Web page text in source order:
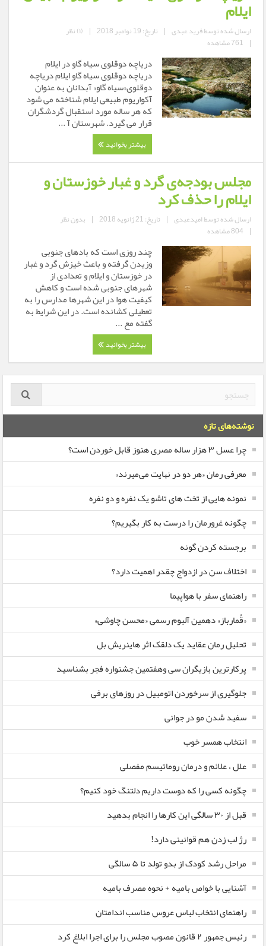
ایلام
ارسال شده توسطفرید عبدی | تاریخ: 19 نوامبر 2018 | (۱) نظر
| 761 مشاهده
دریاچه دوقلوی سیاه گاو در ایلام
دریاچه دوقلوی سیاه گاو ایلام دریاچه
دوقلوی«سیاه گاو» آبدانان به عنوان
آکواریوم طبیعی ایلام شناخته می شود
که هر ساله مورد استقبال گردشگران
قرار می گیرد. شهرستان آ ...
بیشتر بخوانید
مجلس بودجه‌ی گرد و غبار خوزستان و
ایلام را حذف کرد
ارسال شده توسطامیدعبدی | تاریخ: 21 ژانویه 2018 | بدون نظر
| 804 مشاهده
چند روزی است که بادهای جنوبی
وزیدن گرفته و باعث خیزش گرد و غبار
در خوزستان و ایلام و تعدادی از
شهرهای جنوبی شده است و کاهش
کیفیت هوا در این شهرها مدارس را به
تعطیلی کشانده است. در این شرایط به
گفته مع ...
بیشتر بخوانید
نوشته‌های تازه
چرا عسل ۳ هزار ساله‌ مصری هنوز قابل خوردن است؟
معرفی رمان «هر دو در نهایت می‌میرند»
نمونه هایی از تخت های تاشو یک نفره و دو نفره
چگونه غرورمان را درست به کار بگیریم؟
برجسته کردن گونه
اختلاف سن در ازدواج چقدر اهمیت دارد؟
راهنمای سفر با هواپیما
«قُمارباز» دهمین آلبوم رسمی «محسن چاوشی»
تحلیل رمان عقاید یک دلقک اثر هاینریش بل
پرکارترین بازیگران سی وهفتمین جشنواره فجر بشناسید
جلوگیری از سرخوردن اتومبیل در روزهای برفی
سفید شدن مو در جوانی
انتخاب همسر خوب
علل ، علائم و درمان روماتیسم مفصلی
چگونه کسی را که دوست داریم دلتنگ خود کنیم؟
قبل از ۳۰ سالگی این کارها را انجام بدهید
رژ لب زدن هم قوانینی دارد!
مراحل رشد کودک از بدو تولد تا ۵ سالگی
آشنایی با خواص بامیه + نحوه مصرف بامیه
راهنمای انتخاب لباس عروس مناسب اندامتان
رئیس جمهور ۲ قانون مصوب مجلس را برای اجرا ابلاغ کرد